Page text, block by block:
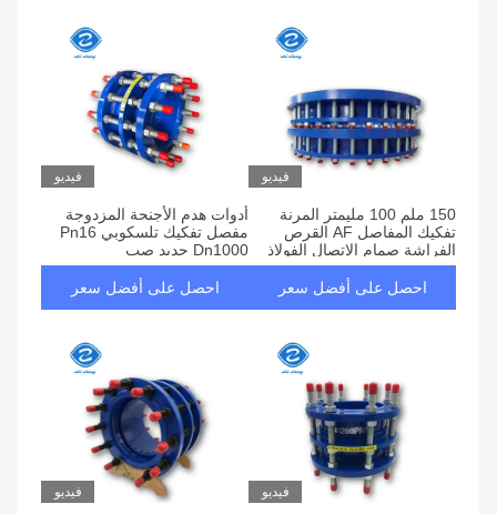
فيديو
150 ملم 100 مليمتر المرنة
تفكيك المفاصل AF القرص
الفراشة صمام الاتصال الفولاذ
الكربوني
احصل على أفضل سعر
فيديو
أدوات هدم الأجنحة المزدوجة
مفصل تفكيك تلسكوبي Pn16
Dn1000 حديد صب
احصل على أفضل سعر
فيديو فيديو